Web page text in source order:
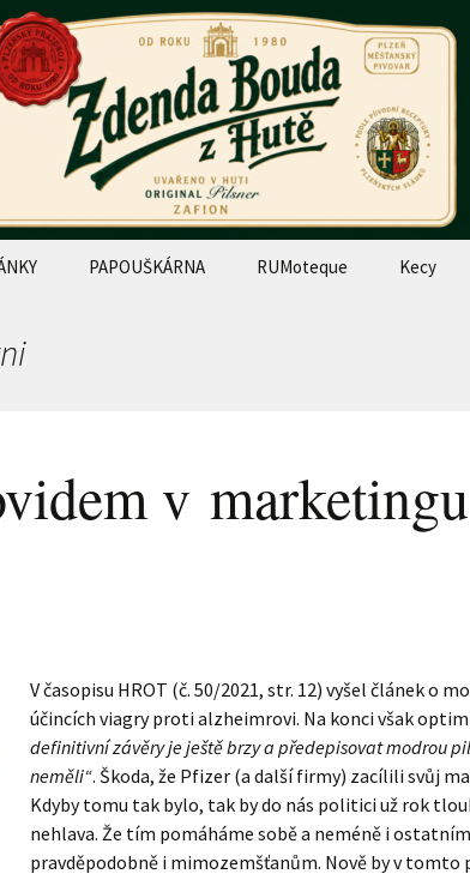
z Hutě
PAPOUŠKÁRNA RUMoteque Kecy
v
V časopisu HROT (č. 50/2021, str. 12) vyšel článek o
účincích viagry proti alzheimrovi. Na konci však
definitivní závěry je ještě brzy a předepisovat modrou
neměli“. Škoda, že Pfizer (a další firmy) zacílili svůj
Kdyby tomu tak bylo, tak by do nás politici už rok
nehlava. Že tím pomáháme sobě a neméně i
pravděpodobně i mimozemšťanům. Nově by v tomto